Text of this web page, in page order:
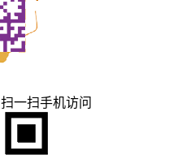
扫一扫手机访问